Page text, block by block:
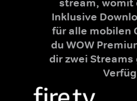
Inklusive
für alle mobilen
du WOW
dir zwei